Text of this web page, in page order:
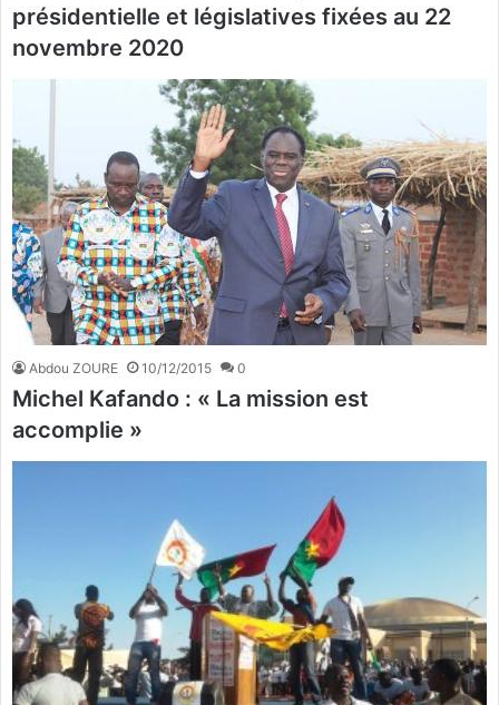
présidentielle et législatives fixées au 22
novembre 2020
Abdou ZOURE 10/12/2015 0
Michel Kafando : « La mission est
accomplie »